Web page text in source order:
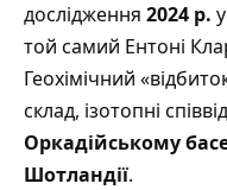
дослідження 2024 р. у
той самий Ентоні
Геохімічний
склад, ізотопні
Оркадійському
Шотландії.